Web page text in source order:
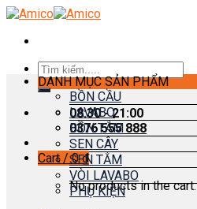
Skip
content
Search
for:
08:30 - 21:00
0376 555 888
Cart /0₫
No products in the cart.
DANH MỤC SẢN PHẨM
BỒN CẦU
LAVABO
BỒN TẮM
SEN CÂY
SEN TẮM
VÒI LAVABO
PHỤ KIỆN